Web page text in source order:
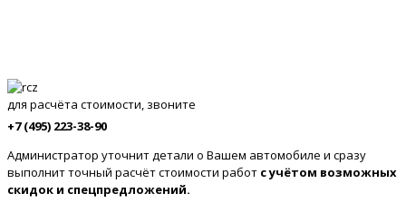
для расчёта стоимости, звоните
+7 (495) 223-38-90
Администратор уточнит детали о Вашем автомобиле и сразу
выполнит точный расчёт стоимости работ с учётом возможных
скидок и спецпредложений.